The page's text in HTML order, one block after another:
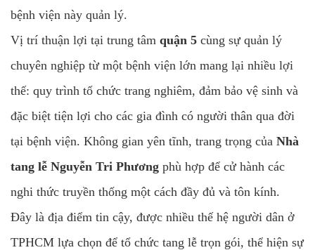
bệnh viện này quản lý.
Vị trí thuận lợi tại trung tâm quận 5 cùng sự quản lý
chuyên nghiệp từ một bệnh viện lớn mang lại nhiều lợi
thế: quy trình tổ chức trang nghiêm, đảm bảo vệ sinh và
đặc biệt tiện lợi cho các gia đình có người thân qua đời
tại bệnh viện. Không gian yên tĩnh, trang trọng của Nhà
tang lễ Nguyễn Tri Phương phù hợp để cử hành các
nghi thức truyền thống một cách đầy đủ và tôn kính.
Đây là địa điểm tin cậy, được nhiều thế hệ người dân ở
TPHCM lựa chọn để tổ chức tang lễ trọn gói, thể hiện sự